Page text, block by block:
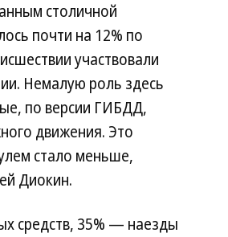
столичной
почти на 12% по
участвовали
Немалую роль здесь
по версии ГИБДД,
движения. Это
стало меньше,
Диокин.
средств, 35% — наезды